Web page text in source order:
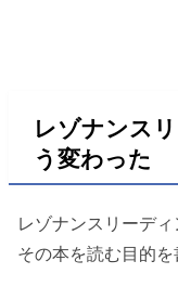
レゾナンス
う変わった
レゾナンスリーデ
その本を読む目的を